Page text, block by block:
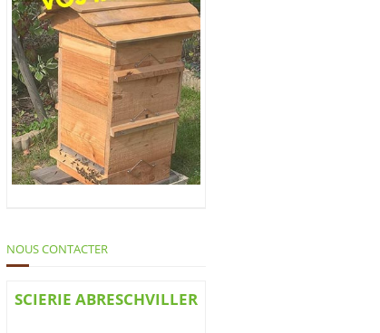
NOUS CONTACTER
SCIERIE ABRESCHVILLER